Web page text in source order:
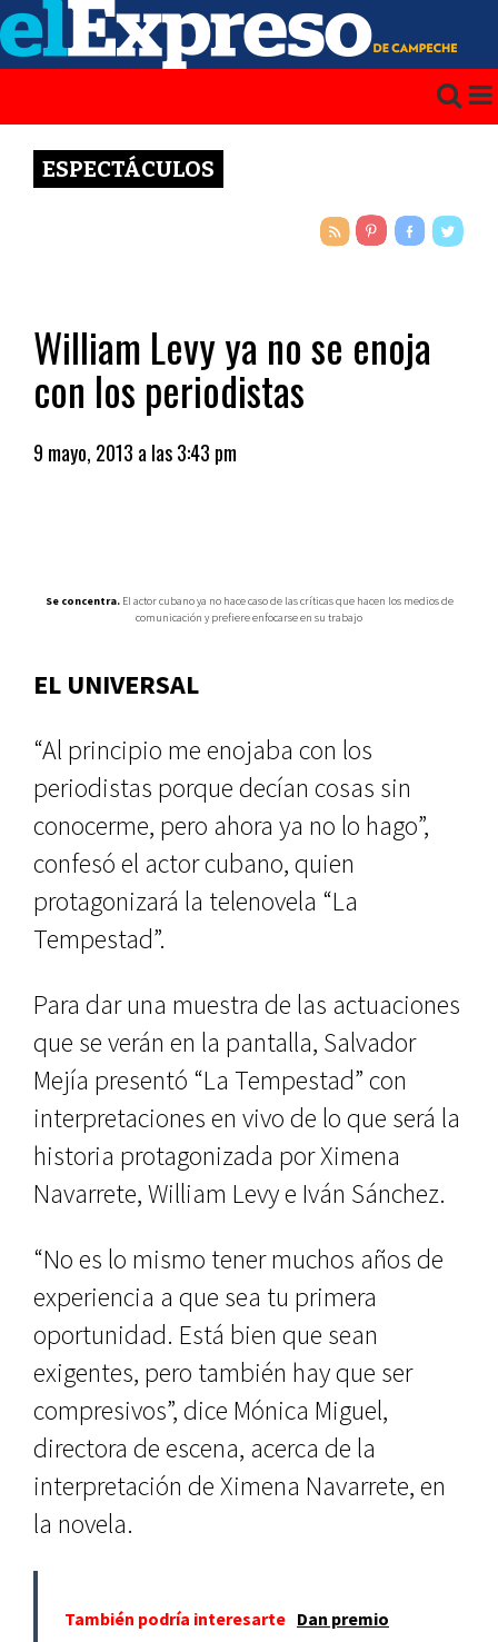
ESPECTÁCULOS
William Levy ya no se enoja
con los periodistas
9 mayo, 2013 a las 3:43 pm
Se concentra.El actor cubano ya no hace caso de las críticas que hacen los medios de
comunicación y prefiere enfocarse en su trabajo
EL UNIVERSAL
“Al principio me enojaba con los
periodistas porque decían cosas sin
conocerme, pero ahora ya no lo hago”,
confesó el actor cubano, quien
protagonizará la telenovela “La
Tempestad”.
Para dar una muestra de las actuaciones
que se verán en la pantalla, Salvador
Mejía presentó “La Tempestad” con
interpretaciones en vivo de lo que será la
historia protagonizada por Ximena
Navarrete, William Levy e Iván Sánchez.
“No es lo mismo tener muchos años de
experiencia a que sea tu primera
oportunidad. Está bien que sean
exigentes, pero también hay que ser
compresivos”, dice Mónica Miguel,
directora de escena, acerca de la
interpretación de Ximena Navarrete, en
la novela.
También podría interesarte Dan premio